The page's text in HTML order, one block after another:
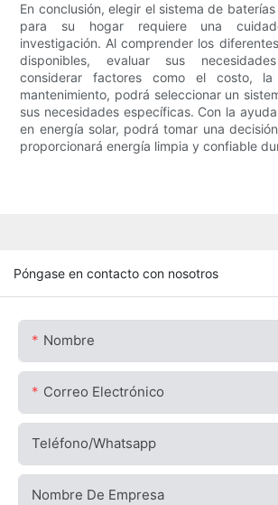
En conclusión, elegir el sistema de
para su hogar requiere una
investigación. Al comprender los
disponibles, evaluar sus
considerar factores como el costo,
mantenimiento, podrá seleccionar un
sus necesidades específicas. Con la
en energía solar, podrá tomar una
proporcionará energía limpia y confiable
Póngase en contacto con nosotros
Nombre
Correo Electrónico
Teléfono/whatsapp
Nombre De Empresa